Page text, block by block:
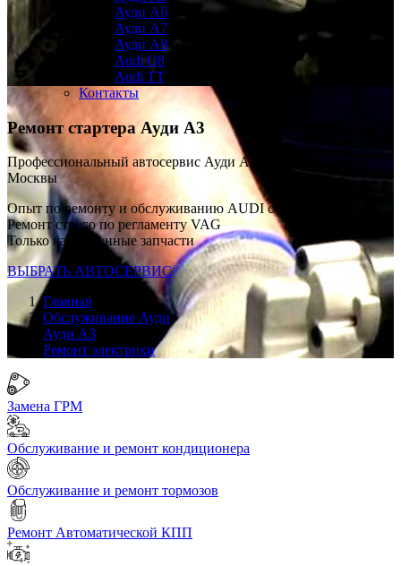
Ауди А6
Ауди А7
Ауди A8
Audi Q8
Audi TT
Контакты
Ремонт стартераАуди А3
Профессиональный автосервис Ауди А3 в каждом районе
Москвы
Опыт по ремонту и обслуживанию AUDI с 2007 г
Ремонт строго по регламенту VAG
Только качественные запчасти
ВЫБРАТЬ АВТОСЕРВИС
Главная
Обслуживание Ауди
Ауди А3
Ремонт электрики
Замена ГРМ
Обслуживание и ремонт кондиционера
Обслуживание и ремонт тормозов
Ремонт Автоматической КПП